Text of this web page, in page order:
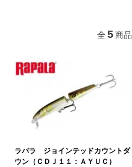
全 5 商品
ラパラ ジョインテッドカウントダ
ウン（ＣＤＪ１１：ＡＹＵＣ）